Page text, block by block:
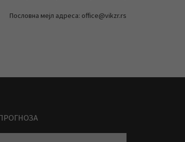
Пословна мејл адреса: office@vikzr.rs